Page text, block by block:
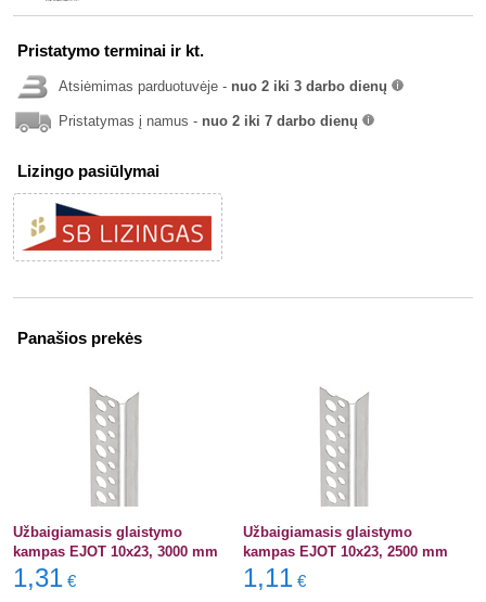
Pristatymo terminai ir kt.
Atsiėmimas parduotuvėje - nuo 2 iki 3 darbo dienų
Pristatymas į namus - nuo 2 iki 7 darbo dienų
Lizingo pasiūlymai
Panašios prekės
Užbaigiamasis glaistymo
kampas EJOT 10x23, 3000 mm
1,31 €
Užbaigiamasis glaistymo
kampas EJOT 10x23, 2500 mm
1,11 €